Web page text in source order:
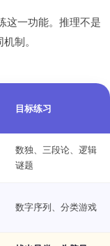
这一功能。推理不是
制。
目标练习
数独、三段论、逻辑
谜题
数字序列、分类游戏